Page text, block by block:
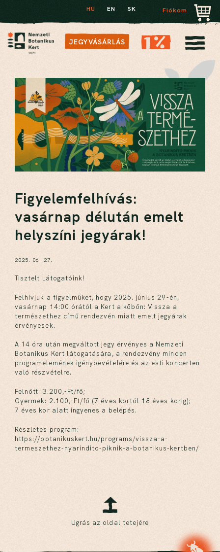
HU EN SK Fiókom
JEGYVÁSÁRLÁS
Figyelemfelhívás:
vasárnap délután emelt
helyszíni jegyárak!
2025. 06. 27.
Tisztelt Látogatóink!
Felhívjuk a figyelmüket, hogy 2025. június 29-én,
vasárnap 14:00 órától a Kert a köbön: Vissza a
természethez című rendezvén miatt emelt jegyárak
érvényesek.
A 14 óra után megváltott jegy érvényes a Nemzeti
Botanikus Kert látogatására, a rendezvény minden
programelemének igénybevételére és az esti koncerten
való részvételre.
Felnőtt: 3.200,-Ft/fő;
Gyermek: 2.100,-Ft/fő (7 éves kortól 18 éves korig);
7 éves kor alatt ingyenes a belépés.
Részletes program:
https://botanikuskert.hu/programs/vissza-a-
termeszethez-nyarindito-piknik-a-botanikus-kertben/
Ugrás az oldal tetejére